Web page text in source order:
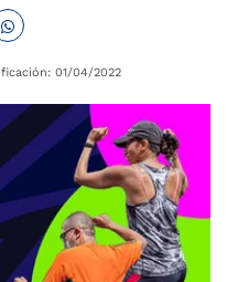
Whatsapp
01/04/2022